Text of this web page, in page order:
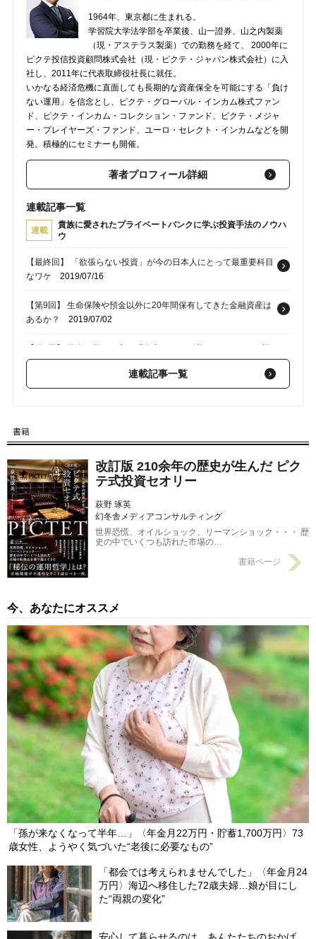
1964年、東京都に生まれる。
学習院大学法学部を卒業後、山一證券、山之内製薬
（現・アステラス製薬）での勤務を経て、 2000年に
ピクテ投信投資顧問株式会社（現・ピクテ・ジャパン株式会社）に入
社し、2011年に代表取締役社長に就任。
いかなる経済危機に直面しても長期的な資産保全を可能にする「負け
ない運用」を信念とし、ピクテ・グローバル・インカム株式ファン
ド、ピクテ・インカム・コレクション・ファンド、ピクテ・メジャ
ー・プレイヤーズ・ファンド、ユーロ・セレクト・インカムなどを開
発。積極的にセミナーも開催。
著者プロフィール詳細
連載記事一覧
連載
貴族に愛されたプライベートバンクに学ぶ投資手法のノウハ
ウ
【最終回】 「欲張らない投資」が今の日本人にとって最重要科目
なワケ 2019/07/16
【第9回】 生命保険や預金以外に20年間保有してきた金融資産は
あるか？
2019/07/02
【第8回】 投資の落とし穴…「資産をいかに増やすか」という視
点の危険度2019/06/25
【第7回】 堅実なはずの日本人が「ハイリスクな投資」に手を出
【第6回】 日本の財政赤字と「少子高齢化・人口減少」との密接
な関係2019/06/11
連載記事一覧
書籍
改訂版 210余年の歴史が生んだ ピク
テ式投資セオリー
萩野 琢英
幻冬舎メディアコンサルティング
世界恐慌、オイルショック、リーマンショック・・・ 歴
史の中でいくつも訪れた市場の…
書籍ページ
今、あなたにオススメ
「孫が来なくなって半年…」〈年金月22万円・貯蓄1,700万円〉73
歳女性、ようやく気づいた“老後に必要なもの”
「都会では考えられませんでした」〈年金月24
万円〉海辺へ移住した72歳夫婦…娘が目にし
た“両親の変化”